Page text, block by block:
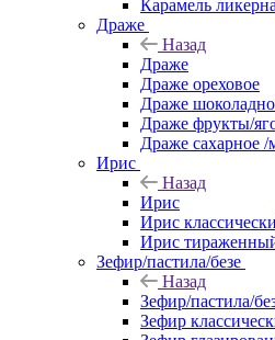
Карамель
Драже
Назад
Драже
Драже ореховое
Драже
Драже фрукты/
Драже сахарное
Ирис
Назад
Ирис
Ирис
Ирис
Зефир/пастила/безе
Назад
Зефир/пастила/
Зефир